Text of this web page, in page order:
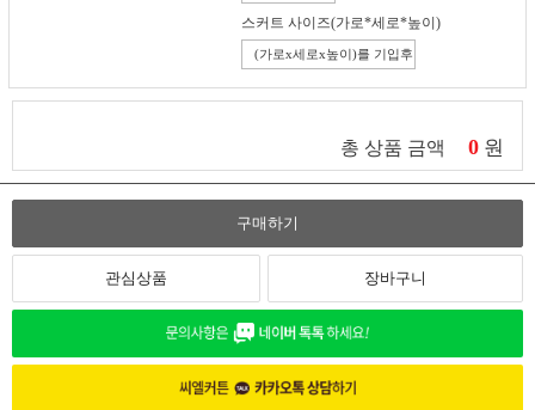
스커트 사이즈(가로*세로*높이)
총 상품 금액 0 원
구매하기
관심상품 장바구니